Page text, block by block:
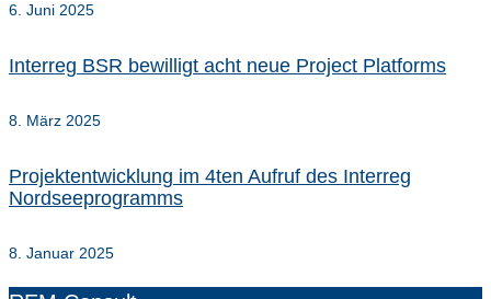
6. Juni 2025
Interreg BSR bewilligt acht neue Project Platforms
8. März 2025
Projektentwicklung im 4ten Aufruf des Interreg
Nordseeprogramms
8. Januar 2025